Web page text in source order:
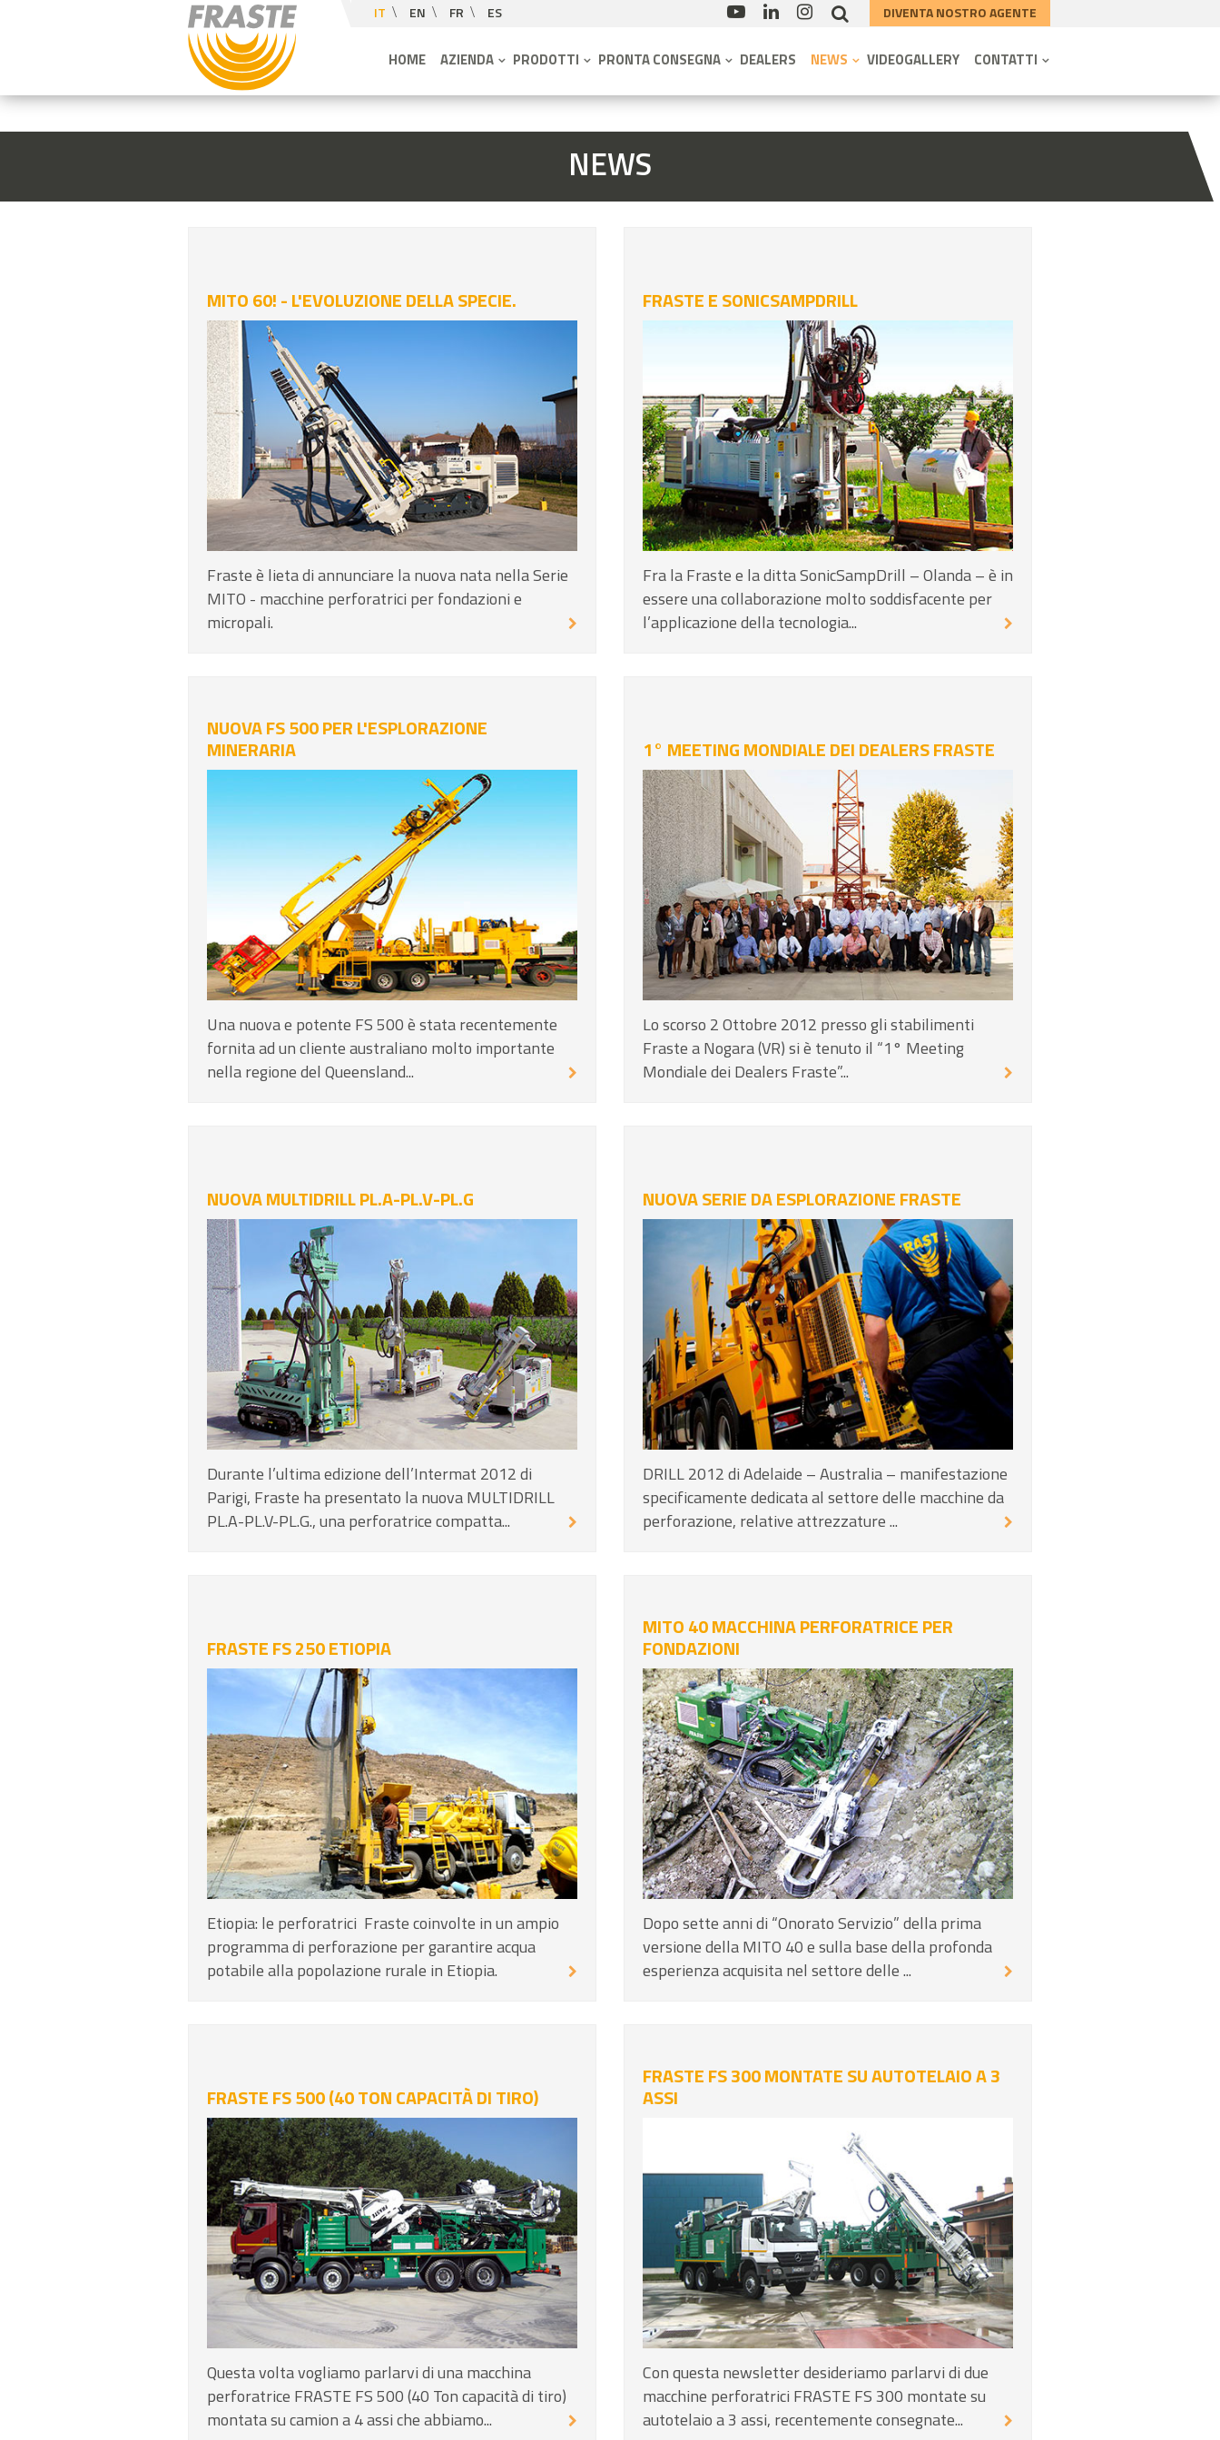
IT EN FR ES DIVENTA NOSTRO AGENTE
HOME AZIENDA PRODOTTI PRONTA CONSEGNA DEALERS NEWS VIDEOGALLERY CONTATTI
NEWS
MITO 60! - L'EVOLUZIONE DELLA SPECIE.
Fraste è lieta di annunciare la nuova nata nella Serie
MITO - macchine perforatrici per fondazioni e
micropali.
FRASTE E SONICSAMPDRILL
Fra la Fraste e la ditta SonicSampDrill – Olanda – è in
essere una collaborazione molto soddisfacente per
l’applicazione della tecnologia...
NUOVA FS 500 PER L'ESPLORAZIONE
MINERARIA
Una nuova e potente FS 500 è stata recentemente
fornita ad un cliente australiano molto importante
nella regione del Queensland...
1° MEETING MONDIALE DEI DEALERS FRASTE
Lo scorso 2 Ottobre 2012 presso gli stabilimenti
Fraste a Nogara (VR) si è tenuto il “1° Meeting
Mondiale dei Dealers Fraste”...
NUOVA MULTIDRILL PL.A-PL.V-PL.G
Durante l’ultima edizione dell’Intermat 2012 di
Parigi, Fraste ha presentato la nuova MULTIDRILL
PL.A-PL.V-PL.G., una perforatrice compatta...
NUOVA SERIE DA ESPLORAZIONE FRASTE
DRILL 2012 di Adelaide – Australia – manifestazione
specificamente dedicata al settore delle macchine da
perforazione, relative attrezzature ...
FRASTE FS 250 ETIOPIA
Etiopia: le perforatrici Fraste coinvolte in un ampio
programma di perforazione per garantire acqua
potabile alla popolazione rurale in Etiopia.
MITO 40 MACCHINA PERFORATRICE PER
FONDAZIONI
Dopo sette anni di “Onorato Servizio” della prima
versione della MITO 40 e sulla base della profonda
esperienza acquisita nel settore delle ...
FRASTE FS 500 (40 TON CAPACITÀ DI TIRO)
Questa volta vogliamo parlarvi di una macchina
perforatrice FRASTE FS 500 (40 Ton capacità di tiro)
montata su camion a 4 assi che abbiamo...
FRASTE FS 300 MONTATE SU AUTOTELAIO A 3
ASSI
Con questa newsletter desideriamo parlarvi di due
macchine perforatrici FRASTE FS 300 montate su
autotelaio a 3 assi, recentemente consegnate...